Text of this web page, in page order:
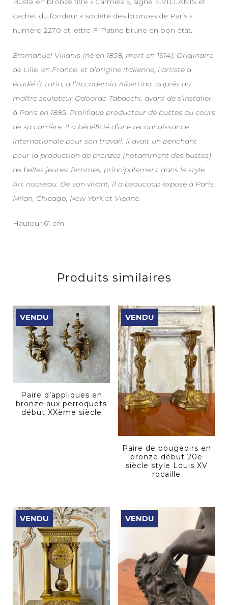
cachet du fondeur « société des bronzes de Paris »
numéro 2270 et lettre F. Patine brune en bon état.
Emmanuel Villanis (né en 1858, mort en 1914). Originaire
de Lille, en France, et d’origine italienne, l’artiste a
étudié à Turin, à l’Accademia Albertina, auprès du
maître sculpteur Odoardo Tabacchi, avant de s’installer
à Paris en 1885. Prolifique producteur de bustes au cours
de sa carrière, il a bénéficié d’une reconnaissance
internationale pour son travail. Il avait un penchant
pour la production de bronzes (notamment des bustes)
de belles jeunes femmes, principalement dans le style
Art nouveau. De son vivant, il a beaucoup exposé à Paris,
Milan, Chicago, New York et Vienne.
Hauteur 61 cm
Produits similaires
VENDU
Paire d’appliques en
bronze aux perroquets
début XXème siècle
VENDU
Paire de bougeoirs en
bronze début 20e
siècle style Louis XV
rocaille
VENDU VENDU